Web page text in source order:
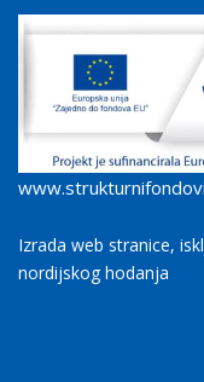
Izrada web stranice,
nordijskog hodanja